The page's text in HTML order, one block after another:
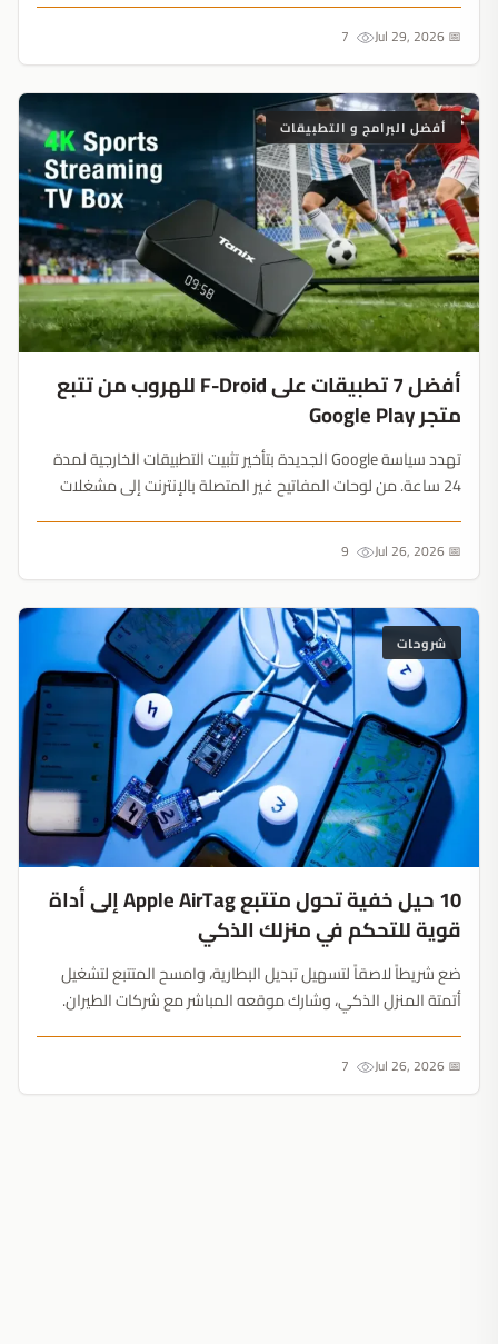
📅 Jul 29, 2026
أفضل البرامج و التطبيقات
أفضل 7 تطبيقات على F-Droid للهروب من تتبع
متجر Google Play
تهدد سياسة Google الجديدة بتأخير تثبيت التطبيقات الخارجية لمدة
24 ساعة. من لوحات المفاتيح غير المتصلة بالإنترنت إلى مشغلات
📅 Jul 26, 2026
شروحات
10 حيل خفية تحول متتبع Apple AirTag إلى أداة
قوية للتحكم في منزلك الذكي
ضع شريطاً لاصقاً لتسهيل تبديل البطارية، وامسح المتتبع لتشغيل
أتمتة المنزل الذكي، وشارك موقعه المباشر مع شركات الطيران.
📅 Jul 26, 2026